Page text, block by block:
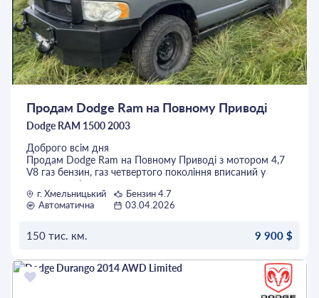
Продам Dodge Ram на Повному Приводі
Dodge RAM 1500 2003
Доброго всім дня
Продам Dodge Ram на Повному Приводі з мотором 4,7
V8 газ бензин, газ четвертого покоління вписаний у
техпаспорт!
Автомобіль має великий кузов на який можна грузити
тільки по тех паспорті 2600кг
погоду :
блокіровки понижені передачі
Все працює відміно
Якщо на обмін то ціна більша як і у всіх
г. Хмельницький
Бензин 4.7
Автоматична
03.04.2026
150 тис. км. 9 900 $
ОСТАВИТЬ ЗАЯВКУ